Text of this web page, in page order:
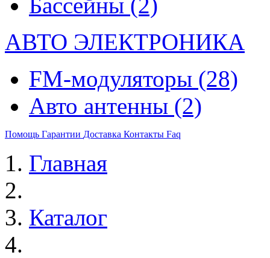
АВТО ЭЛЕКТРОНИКА
FM-модуляторы (28)
Авто антенны (2)
Помощь Гарантии Доставка Контакты Faq
Главная
Каталог